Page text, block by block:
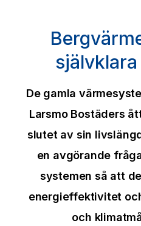
De gamla
Larsmo Bostäders
slutet av sin
en avgörande
systemen så att
energieffektivitet
och